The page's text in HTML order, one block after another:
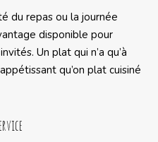
du repas ou la journée
disponible pour
Un plat qui n’a qu’à
qu’on plat cuisiné